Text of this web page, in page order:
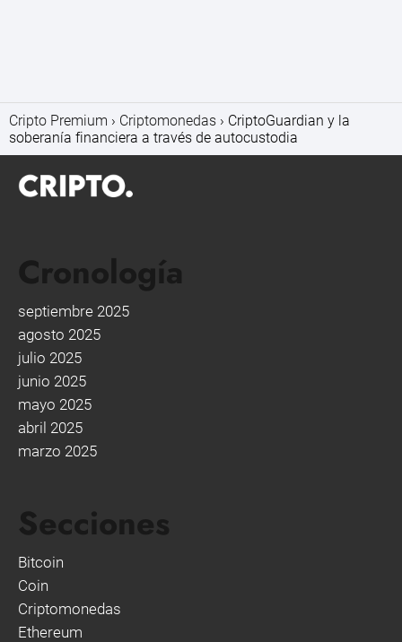
Cripto Premium Criptomonedas
CriptoGuardian y la
soberanía financiera a través de autocustodia
Cronología
septiembre 2025
agosto 2025
julio 2025
junio 2025
mayo 2025
abril 2025
marzo 2025
Secciones
Bitcoin
Coin
Criptomonedas
Ethereum